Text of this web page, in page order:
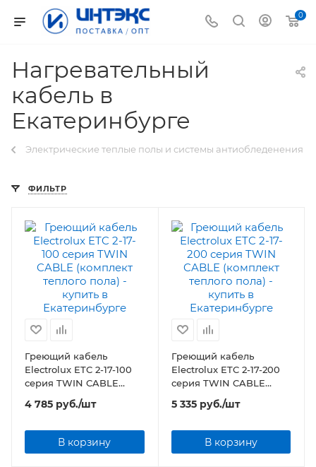
0
Нагревательный
кабель в
Екатеринбурге
Электрические теплые полы и системы антиобледенения
ФИЛЬТР
Греющий кабель
Electrolux ETC 2-17-100
серия TWIN CABLE
(комплект теплого пола)
4 785 руб./шт
В корзину
Греющий кабель
Electrolux ETC 2-17-200
серия TWIN CABLE
(комплект теплого пола)
5 335руб./шт
В корзину